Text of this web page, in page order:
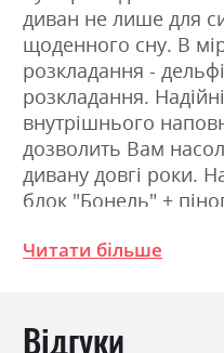
диван не лише для
щоденного сну. В
розкладання -
розкладання.
внутрішнього
дозволить Вам
дивану довгі роки.
блок "Бонель" +
Тип
Читати більше
Відгуки